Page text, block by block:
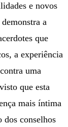
e novos
a
que
a experiência
uma
que esta
mais íntima
dos conselhos